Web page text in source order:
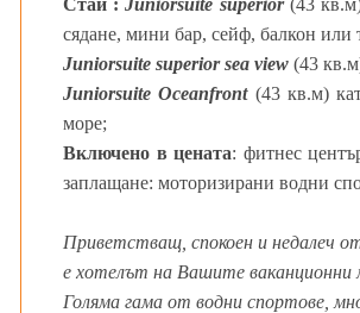
сядане, мини бар, сейф, балкон или
Juniorsuite superior sea view (43
Juniorsuite Oceanfront (43 кв.м)
море;
Включено в цената: фитнес
заплащане: моторизирани водни
Приветстващ, спокоен и недалеч
е хотелът на Вашите ваканционни
Голяма гама от водни спортове,